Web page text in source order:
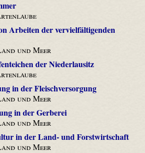
Arbeiten der vervielfältigenden
und Meer
der Niederlausitz
in der Fleischversorgung
und Meer
in der Gerberei
und Meer
in der Land- und Forstwirtschaft
und Meer